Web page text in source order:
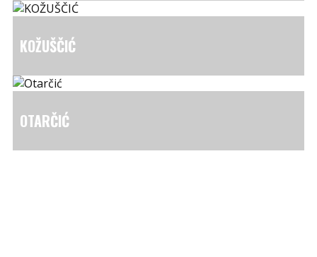
KOŽUŠČIĆ
OTARČIĆ